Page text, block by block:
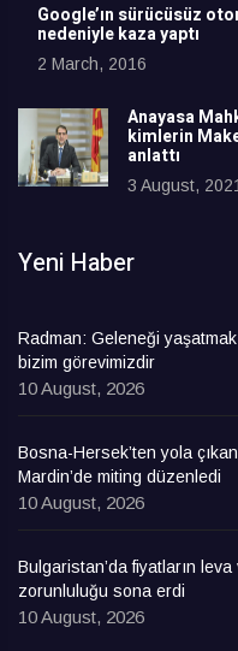
Google’ın sürücüsüz
nedeniyle kaza yaptı
2 March, 2016
Anayasa
kimlerin
anlattı
3 August,
Yeni Haber
Radman: Geleneği
bizim görevimizdir
10 August, 2026
Bosna-Hersek’ten yola
Mardin’de miting düzenledi
10 August, 2026
Bulgaristan’da fiyatların
zorunluluğu sona erdi
10 August, 2026